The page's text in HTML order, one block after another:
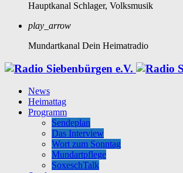
Hauptkanal Schlager, Volksmusik
play_arrow
Mundartkanal Dein Heimatradio
News
Heimattag
Programm
Sendeplan
Das Interview
Wort zum Sonntag
Mundartpflege
SoxeschTalk